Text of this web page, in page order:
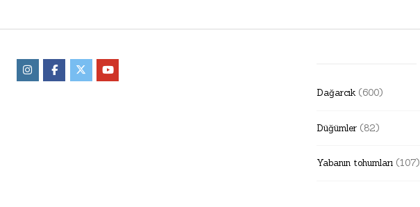
Dağarcık(600)
Düğümler(82)
Yabanın tohumları(107)